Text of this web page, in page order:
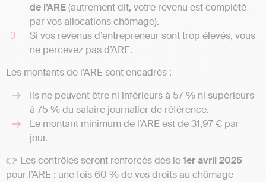
de l’ARE(autrement dit, votre revenu est complété
par vos allocations chômage).
Si vos revenus d’entrepreneur sont trop élevés, vous
ne percevez pas d’ARE.
Les montants de l’ARE sont encadrés :
Ils ne peuvent être ni inférieurs à 57 % ni supérieurs
à 75 % du salaire journalier de référence.
Le montant minimum de l’ARE est de 31,97 € par
jour.
👉 Les contrôles seront renforcés dès le1er avril 2025
pour l’ARE : une fois 60 % de vos droits au chômage